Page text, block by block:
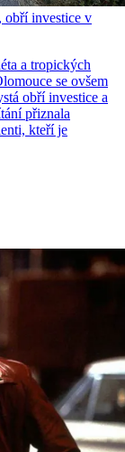
obří investice v
a tropických
se ovšem
obří investice a
přiznala
kteří je